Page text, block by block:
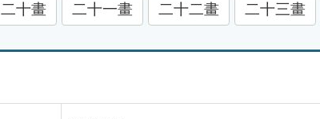
二十畫 二十一畫 二十二畫 二十三畫